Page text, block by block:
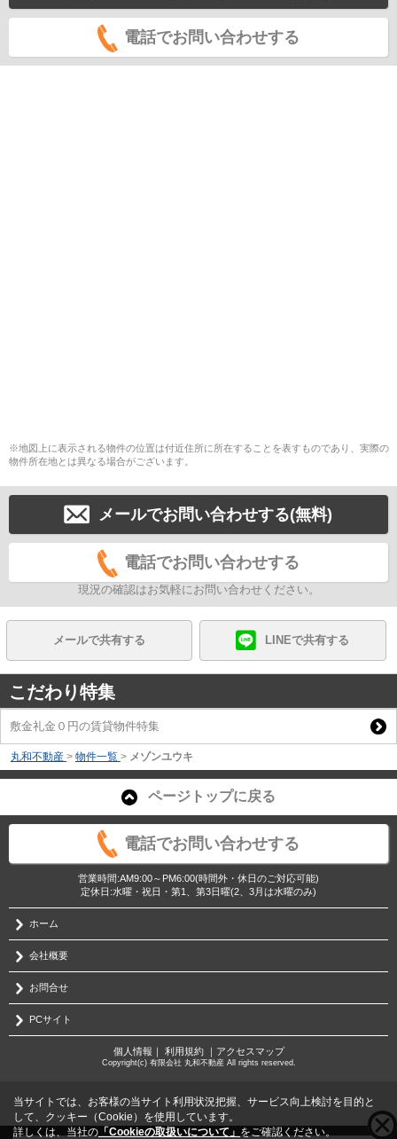
電話でお問い合わせする
※地図上に表示される物件の位置は付近住所に所在することを表すものであり、実際の
物件所在地とは異なる場合がございます。
メールでお問い合わせする(無料)
電話でお問い合わせする
現況の確認はお気軽にお問い合わせください。
メールで共有する LINEで共有する
こだわり特集
敷金礼金０円の賃貸物件特集
丸和不動産 > 物件一覧 > メゾンユウキ
ページトップに戻る
電話でお問い合わせする
営業時間:AM9:00～PM6:00(時間外・休日のご対応可能)
定休日:水曜・祝日・第1、第3日曜(2、3月は水曜のみ)
ホーム
会社概要
お問合せ
PCサイト
個人情報 利用規約｜ アクセスマップ
Copyright(c) 有限会社 丸和不動産 All rights reserved.
当サイトでは、お客様の当サイト利用状況把握、サービス向上検討を目的と
して、クッキー（Cookie）を使用しています。
詳しくは、当社の 「Cookieの取扱いについて」 をご確認ください。